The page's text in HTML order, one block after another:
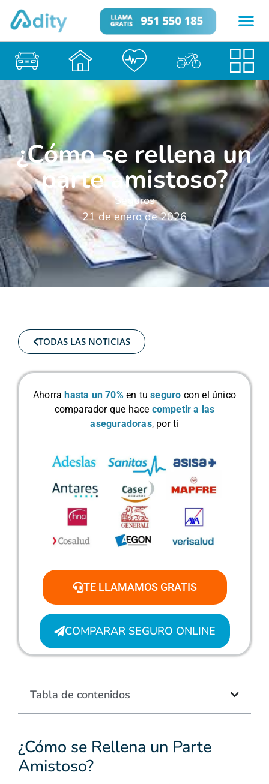
¿Cómo se rellena un
parte amistoso?
Seguros
21 de enero de 2026
¿Cómo se Rellena un Parte
Amistoso?
TODAS LAS NOTICIAS
Ahorra hasta un 70% en tuseguro con el único
comparador que hace competir a las
aseguradoras, por ti
TE LLAMAMOS GRATIS
COMPARAR SEGURO ONLINE
Tabla de contenidos